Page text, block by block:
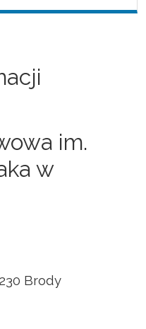
im.
w
Brody